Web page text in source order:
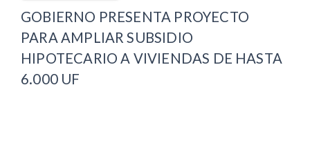
GOBIERNO PRESENTA PROYECTO
PARA AMPLIAR SUBSIDIO
HIPOTECARIO A VIVIENDAS DE HASTA
6.000 UF